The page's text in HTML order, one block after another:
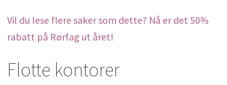
Vil du lese flere saker som dette? Nå er det 50%
rabatt på Rørfag ut året!
Flotte kontorer